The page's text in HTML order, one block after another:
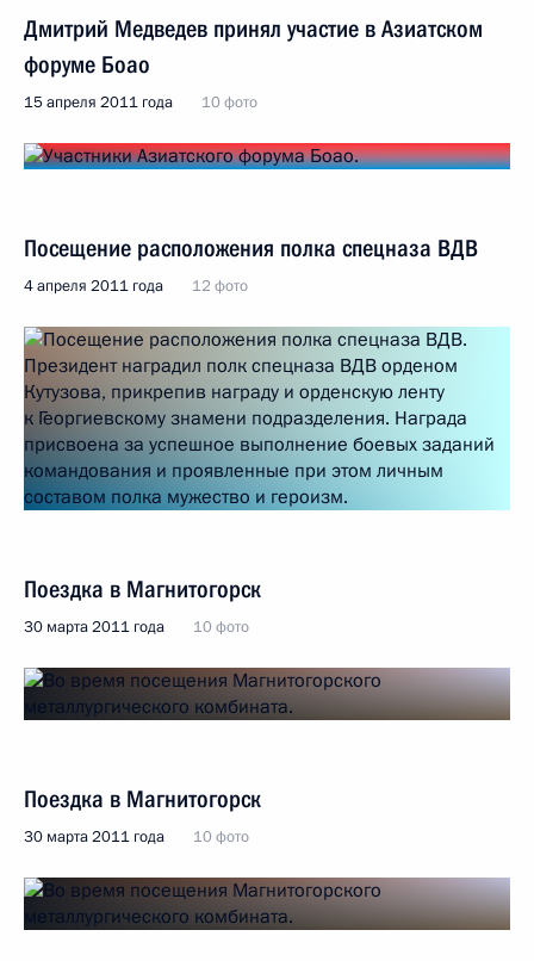
Дмитрий Медведев принял участие в Азиатском
форуме Боао
15 апреля 2011 года 10 фото
Посещение расположения полка спецназа ВДВ
4 апреля 2011 года 12 фото
Поездка в Магнитогорск
30 марта 2011 года 10 фото
Поездка в Магнитогорск
30 марта 2011 года 10 фото